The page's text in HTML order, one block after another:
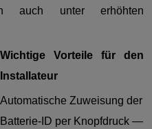
auch unter erhöhten
Wichtige Vorteile für den
Installateur
Automatische Zuweisung der
Batterie-ID per Knopfdruck —